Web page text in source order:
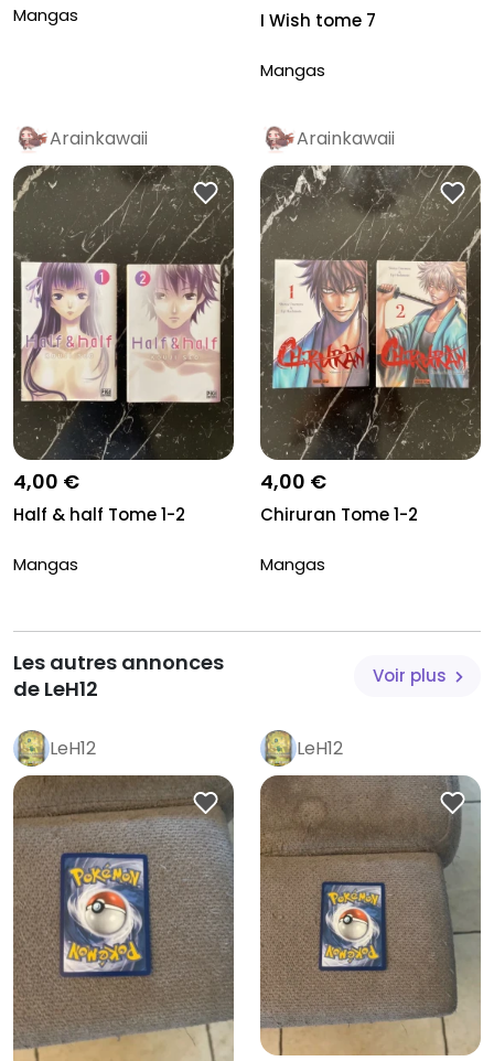
Mangas I Wish tome 7
Mangas
Arainkawaii
4,00 €
Half & half Tome 1-2
Mangas
Arainkawaii
4,00 €
Chiruran Tome 1-2
Mangas
Les autres annonces
de LeH12
Voir plus
LeH12 LeH12